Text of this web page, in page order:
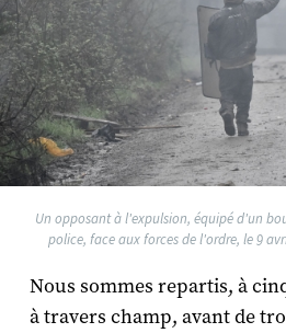
Un opposant à l'expulsion, équipé d'un
police, face aux forces de l'ordre, le 9
Nous sommes repartis, à
à travers champ, avant de